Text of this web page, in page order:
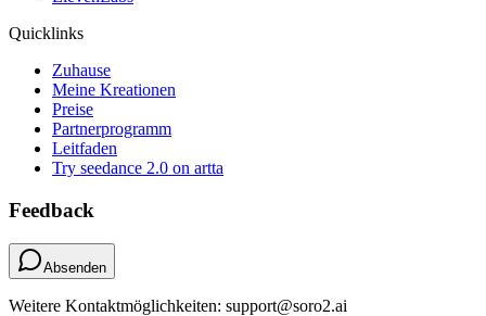
Quicklinks
Zuhause
Meine Kreationen
Preise
Partnerprogramm
Leitfaden
Try seedance 2.0 on artta
Feedback
Absenden
Weitere Kontaktmöglichkeiten: support@soro2.ai